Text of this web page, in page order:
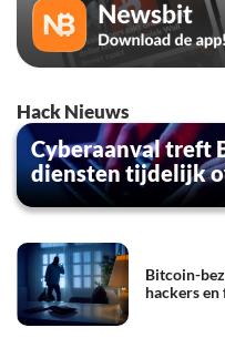
Hack Nieuws
Cyberaanval treft
diensten tijdelijk
Bitcoin-
hackers en